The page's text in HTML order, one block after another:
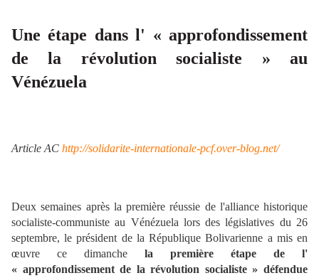
Une étape dans l' « approfondissement
de la révolution socialiste » au
Vénézuela
Article AC http://solidarite-internationale-pcf.over-blog.net/
Deux semaines après la première réussie de l'alliance historique
socialiste-communiste au Vénézuela lors des législatives du 26
septembre, le président de la République Bolivarienne a mis en
œuvre ce dimanche la première étape de l'
« approfondissement de la révolution socialiste » défendue